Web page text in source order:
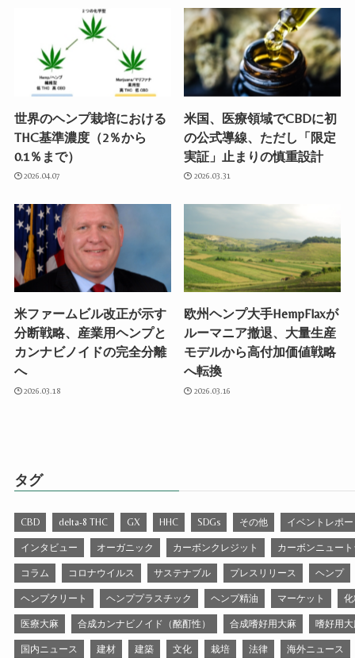
世界のヘンプ栽培における
THC基準濃度（2％から
0.1％まで）
2026.04.07
米国、医療領域でCBDに初
の公式導線、ただし「限定
実証」止まりの慎重設計
2026.03.31
米ファームビル改正が示す
分断戦略、産業用ヘンプと
カンナビノイドの完全分離
へ
2026.03.18
欧州ヘンプ大手HempFlaxが
ルーマニア撤退、大量生産
モデルから高付加価値戦略
へ転換
2026.03.16
タグ
CBD delta-8 THC GX HHC SDGs その他 イベントレポ
インタビュー オーガニック カーボンクレジット カーボンニュー
コラム コロナウイルス サステナブル プレスリリース ヘンプ
ヘンプクリート ヘンププラスチック ヘンプ精油 マーケット
医療大麻 合成カンナビノイド（酩酊性） 合成嗜好用大麻 嗜好用
国内ニュース 建材 建築 文化 栽培 法律 海外ニュース